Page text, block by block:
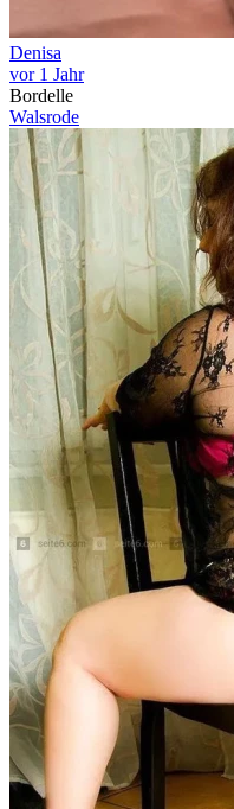
Denisa
vor 1 Jahr
Bordelle
Walsrode